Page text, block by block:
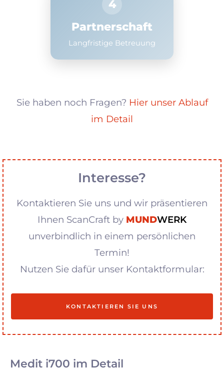
4
Partnerschaft
Langfristige Betreuung
Sie haben noch Fragen? Hier unser Ablauf
im Detail
Interesse?
Kontaktieren Sie uns und wir präsentieren
Ihnen ScanCraft by MUNDWERK
unverbindlich in einem persönlichen
Termin!
Nutzen Sie dafür unser Kontaktformular:
KONTAKTIEREN SIE UNS
Medit i700 im Detail